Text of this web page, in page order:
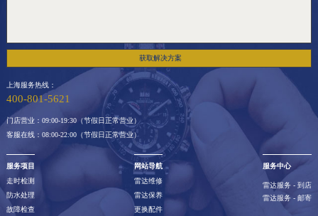
获取解决方案
上海服务热线：
400-801-5621
门店营业：09:00-19:30（节假日正常营业）
客服在线：08:00-22:00（节假日正常营业）
服务项目
走时检测
防水处理
故障检查
网站导航
雷达维修
雷达保养
更换配件
服务中心
雷达服务 - 到店
雷达服务 - 邮寄